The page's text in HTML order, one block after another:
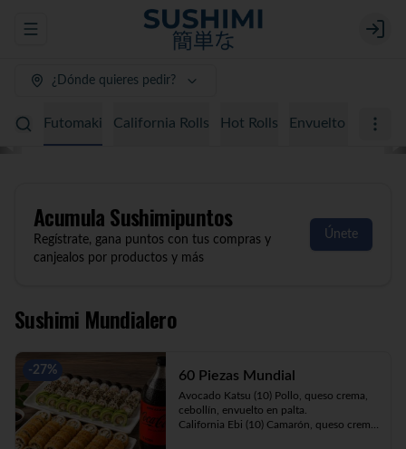
Abrir menu de navegación Login
¿Dónde quieres pedir?
Sushimi Mundialero Almuerzo Favoritos Promociones
AcumulaSushimipuntos
Regístrate, gana puntos con tus compras y
canjealos por productos y más
Únete
Sushimi Mundialero
-27% 60 Piezas Mundial
Avocado Katsu (10) Pollo, queso crema,
cebollín, envuelto en palta.
California Ebi (10) Camarón, queso crema,